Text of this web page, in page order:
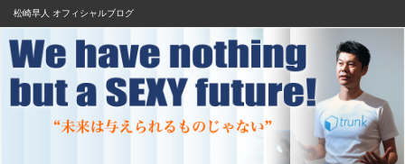
松崎早人 オフィシャルブログ